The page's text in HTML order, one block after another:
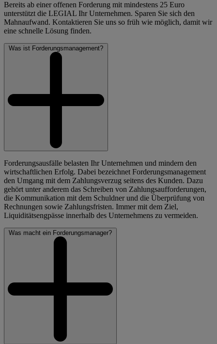
Bereits ab einer offenen Forderung mit mindestens 25 Euro
unterstützt die LEGIAL Ihr Unternehmen. Sparen Sie sich den
Mahnaufwand. Kontaktieren Sie uns so früh wie möglich, damit wir
eine schnelle Lösung finden.
Was ist Forderungsmanagement?
Forderungsausfälle belasten Ihr Unternehmen und mindern den
wirtschaftlichen Erfolg. Dabei bezeichnet Forderungsmanagement
den Umgang mit dem Zahlungsverzug seitens des Kunden. Dazu
gehört unter anderem das Schreiben von Zahlungsaufforderungen,
die Kommunikation mit dem Schuldner und die Überprüfung von
Rechnungen sowie Zahlungsfristen. Immer mit dem Ziel,
Liquiditätsengpässe innerhalb des Unternehmens zu vermeiden.
Was macht ein Forderungsmanager?